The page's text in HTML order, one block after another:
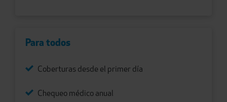
Para todos
Coberturas desde el primer día
Chequeo médico anual